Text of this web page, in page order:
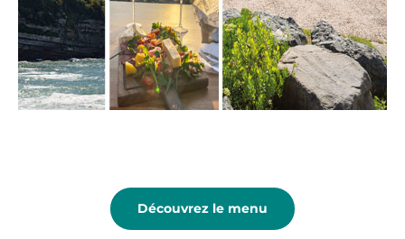
Découvrez le menu